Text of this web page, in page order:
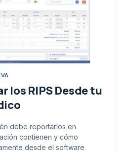
los RIPS Desde tu
debe reportarlos en
contienen y cómo
desde el software